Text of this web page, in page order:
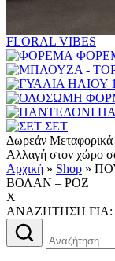
FLORAL VIBES
ΣΕΤ
Δωρεάν
Αλλαγή στον χώρο
Αρχική » Shop »
ΒΟΛΑΝ – ΡΟΖ
X
AΝΑΖΗΤΗΣΗ ΓΙΑ:
Αναζήτηση
για: